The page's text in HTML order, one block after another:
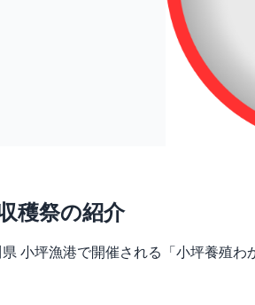
穫祭の紹介
小坪漁港で開催される「小坪養殖わ